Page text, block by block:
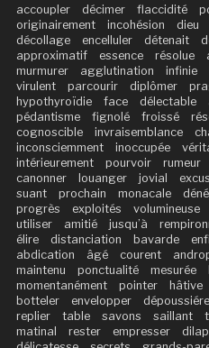
accoupler
décimer flaccidité
originairement
incohésion dieu
décollage
encelluler détenait
approximatif
essence résolue
murmurer
agglutination infinie
virulent
parcourir diplômer
hypothyroïdie
face délectable
pédantisme
fignolé froissé
cognoscible
invraisemblance
inconsciemment
inoccupée
intérieurement
pourvoir rumeur
canonner
louanger jovial
suant
prochain monacale
progrès
exploités volumineuse
utiliser
amitié jusqu’à
élire
distanciation bavarde
abdication
âgé courent
maintenu
ponctualité mesurée
momentanément
pointer hâtive
botteler
envelopper
replier
table savons saillant
matinal
rester empresser